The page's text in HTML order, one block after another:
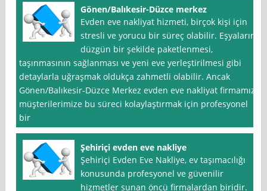
Gönen/Balıkesir-Düzce merkez
Evden eve nakliyat hizmeti, birçok kişi için
stresli ve yorucu bir süreç olabilir. Eşyaların
düzgün bir şekilde paketlenmesi,
taşınmasının sağlanması ve yeni eve yerleştirilmesi gibi
detaylarla uğraşmak oldukça zahmetli olabilir. Ancak
Gönen/Balıkesir-Düzce Merkez evden eve nakliyat firmamız,
müşterilerimize bu süreci kolaylaştırmak için profesyonel
bir
Şehiriçi evden eve nakliye
Şehiriçi Evden Eve Nakliye, ev taşımacılığı
konusunda profesyonel ve güvenilir
hizmetler sunan öncü firmalardan biridir.